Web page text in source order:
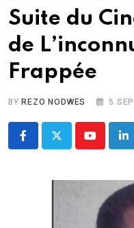
Suite du
de
Frappée
BY REZO NODWES 5
Youtube